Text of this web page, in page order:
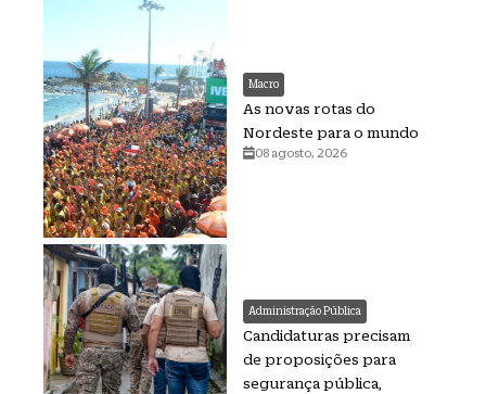
Macro
As novas rotas do
Nordeste para o mundo
08 agosto, 2026
Administração Pública
Candidaturas precisam
de proposições para
segurança pública,